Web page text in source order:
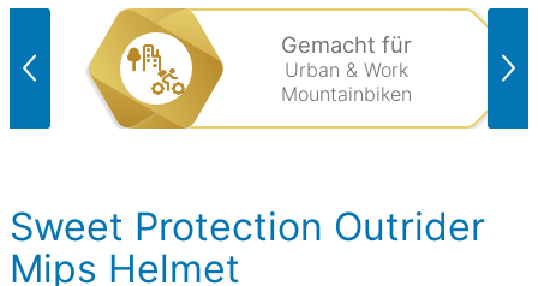
Gemacht für
Urban & Work
Mountainbiken
Sweet Protection Outrider
Mips Helmet